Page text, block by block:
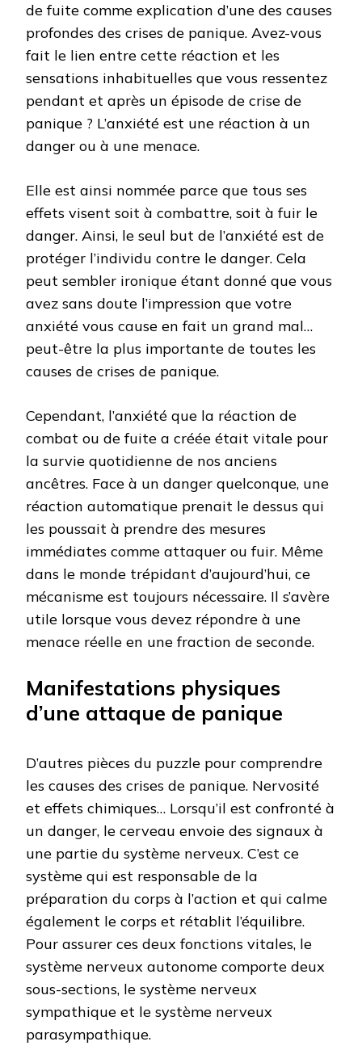
de fuite comme explication d’une des causes
profondes des crises de panique. Avez-vous
fait le lien entre cette réaction et les
sensations inhabituelles que vous ressentez
pendant et après un épisode de crise de
panique ? L’anxiété est une réaction à un
danger ou à une menace.
Elle est ainsi nommée parce que tous ses
effets visent soit à combattre, soit à fuir le
danger. Ainsi, le seul but de l’anxiété est de
protéger l’individu contre le danger. Cela
peut sembler ironique étant donné que vous
avez sans doute l’impression que votre
anxiété vous cause en fait un grand mal…
peut-être la plus importante de toutes les
causes de crises de panique.
Cependant, l’anxiété que la réaction de
combat ou de fuite a créée était vitale pour
la survie quotidienne de nos anciens
ancêtres. Face à un danger quelconque, une
réaction automatique prenait le dessus qui
les poussait à prendre des mesures
immédiates comme attaquer ou fuir. Même
dans le monde trépidant d’aujourd’hui, ce
mécanisme est toujours nécessaire. Il s’avère
utile lorsque vous devez répondre à une
menace réelle en une fraction de seconde.
Manifestations physiques
d’une attaque de panique
D’autres pièces du puzzle pour comprendre
les causes des crises de panique. Nervosité
et effets chimiques… Lorsqu’il est confronté à
un danger, le cerveau envoie des signaux à
une partie du système nerveux. C’est ce
système qui est responsable de la
préparation du corps à l’action et qui calme
également le corps et rétablit l’équilibre.
Pour assurer ces deux fonctions vitales, le
système nerveux autonome comporte deux
sous-sections, le système nerveux
sympathique et le système nerveux
parasympathique.